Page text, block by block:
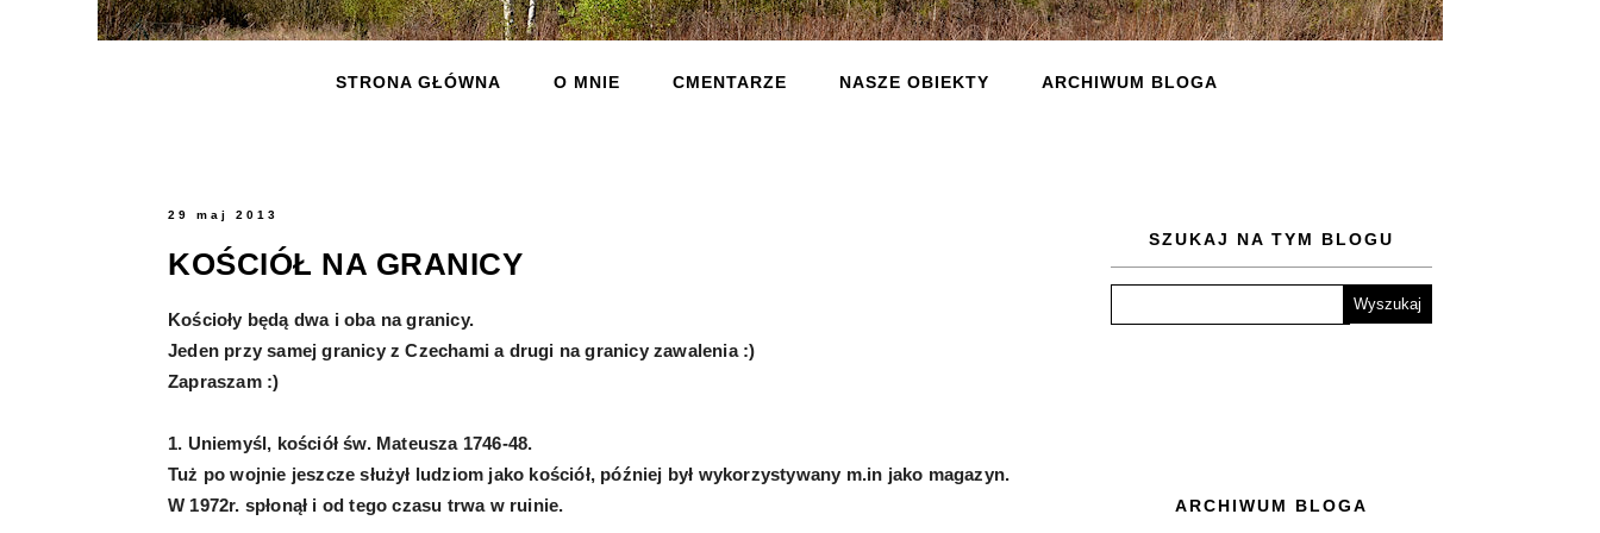
STRONA GŁÓWNA O MNIE CMENTARZE NASZE OBIEKTY ARCHIWUM BLOGA
29 maj 2013
KOŚCIÓŁ NA GRANICY
Kościoły będą dwa i oba na granicy.
Jeden przy samej granicy z Czechami a drugi na granicy zawalenia :)
Zapraszam :)
1. Uniemyśl, kościół św. Mateusza 1746-48.
Tuż po wojnie jeszcze służył ludziom jako kościół, później był wykorzystywany m.in jako magazyn.
W 1972r. spłonął i od tego czasu trwa w ruinie.
SZUKAJ NA TYM BLOGU
ARCHIWUM BLOGA